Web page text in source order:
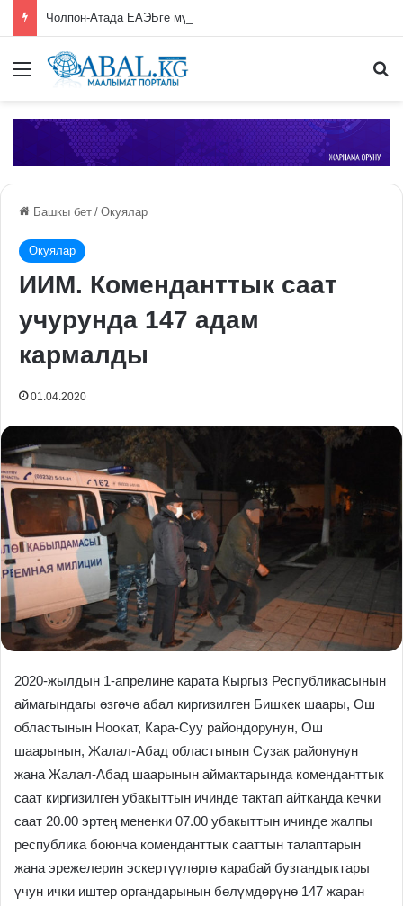
Меню
Башкы бет / Окуялар
Окуялар
ИИМ. Коменданттык саат
учурунда 147 адам
кармалды
01.04.2020
2020-жылдын 1-апрелине карата Кыргыз Республикасынын
аймагындагы өзгөчө абал киргизилген Бишкек шаары, Ош
областынын Ноокат, Кара-Суу райондорунун, Ош
шаарынын, Жалал-Абад областынын Сузак районунун
жана Жалал-Абад шаарынын аймактарында коменданттык
саат киргизилген убакыттын ичинде тактап айтканда кечки
саат 20.00 эртең мененки 07.00 убакыттын ичинде жалпы
республика боюнча коменданттык сааттын талаптарын
жана эрежелерин эскертүүлөргө карабай бузгандыктары
үчун ички иштер органдарынын бөлүмдөрүнө 147 жаран